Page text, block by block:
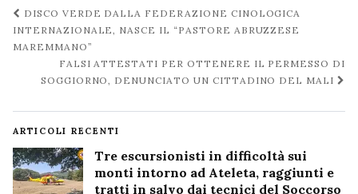
Navigazione
post
DISCO VERDE DALLA FEDERAZIONE CINOLOGICA
INTERNAZIONALE, NASCE IL “PASTORE ABRUZZESE
MAREMMANO”
FALSI ATTESTATI PER OTTENERE IL PERMESSO DI
SOGGIORNO, DENUNCIATO UN CITTADINO DEL MALI
ARTICOLI RECENTI
Tre escursionisti in difficoltà sui
monti intorno ad Ateleta, raggiunti e
tratti in salvo dai tecnici del Soccorso